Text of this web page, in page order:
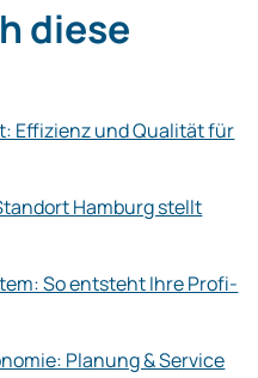
diese
Effizienz und Qualität für
Hamburg stellt
So entsteht Ihre Profi-
Planung & Service